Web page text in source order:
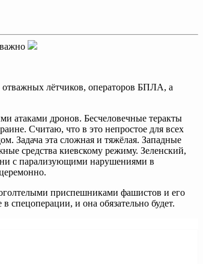
лётчиков, операторов БПЛА, а
атаками дронов. Бесчеловечные теракты
Считаю, что в это непростое для всех
Задача эта сложная и тяжёлая. Западные
средства киевскому режиму. Зеленский,
ни с парализующими нарушениями в
приспешниками фашистов и его
и она обязательно будет.